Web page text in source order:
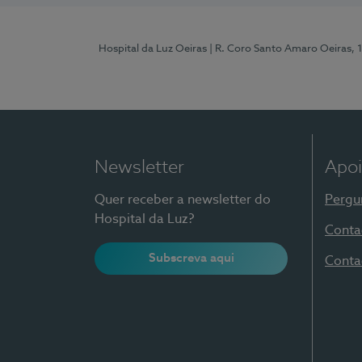
Hospital da Luz Oeiras | R. Coro Santo Amaro Oeiras,
Newsletter
Quer receber a newsletter do
Hospital da Luz?
Subscreva aqui